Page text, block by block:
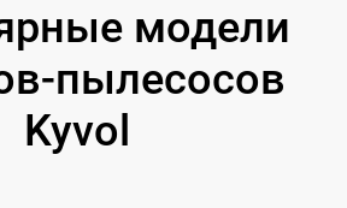
модели
пылесосов
Kyvol